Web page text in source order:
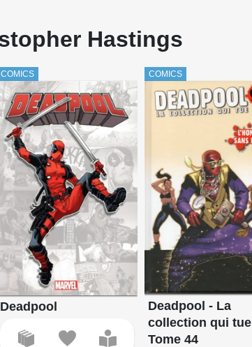
Hastings
COMICS
Deadpool
COMICS
Deadpool - La
collection qui tue
Tome 44